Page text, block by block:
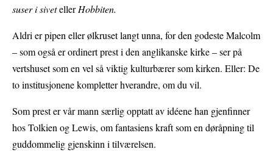
suser i sivetellerHobbiten.
Aldri er pipen eller ølkruset langt unna, for den godeste Malcolm
– som også er ordinert prest i den anglikanske kirke – ser på
vertshuset som en vel så viktig kulturbærer som kirken. Eller: De
to institusjonene kompletter hverandre, om du vil.
Som prest er vår mann særlig opptatt av idéene han gjenfinner
hos Tolkien og Lewis, om fantasiens kraft som en døråpning til
guddommelig gjenskinn i tilværelsen.